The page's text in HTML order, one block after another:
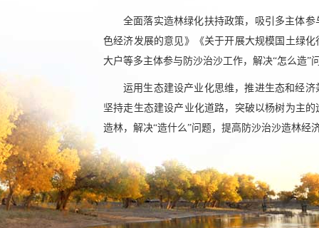
全面落实造林绿化扶持政策，吸引多主体
色经济发展的意见》《关于开展大规模国土绿
大户等多主体参与防沙治沙工作，解决“怎么造”
运用生态建设产业化思维，推进生态和经
坚持走生态建设产业化道路，突破以杨树为主
造林，解决“造什么”问题，提高防沙治沙造林经